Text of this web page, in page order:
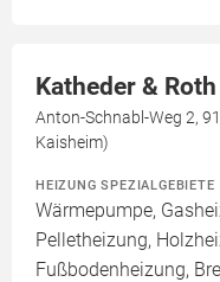
Katheder &
Anton-Schnabl-Weg 2,
Kaisheim)
HEIZUNG SPEZIALGEBIETE
Wärmepumpe,
Pelletheizung,
Fußbodenheizung,